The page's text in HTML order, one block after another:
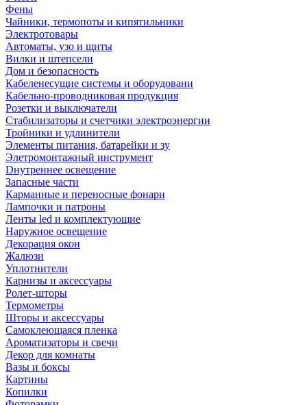
Фены
Чайники, термопоты и кипятильники
Электротовары
Автоматы, узо и щиты
Вилки и штепсели
Дом и безопасность
Кабеленесущие системы и оборудовани
Кабельно-проводниковая продукция
Розетки и выключатели
Стабилизаторы и счетчики электроэнергии
Тройники и удлинители
Элементы питания, батарейки и зу
Элетромонтажный инструмент
Dнутреннее освещение
Запасные части
Карманные и переносные фонари
Лампочки и патроны
Ленты led и комплектующие
Наружное освещение
Декорация окон
Жалюзи
Уплотнители
Карнизы и аксессуары
Ролет-шторы
Термометры
Шторы и аксессуары
Самоклеющаяся пленка
Ароматизаторы и свечи
Декор для комнаты
Вазы и боксы
Картины
Копилки